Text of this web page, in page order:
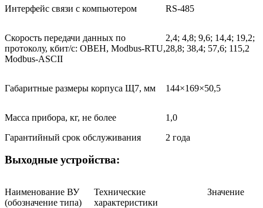
Интерфейс связи с компьютером RS-485
Скорость передачи данных по
протоколу, кбит/с: ОВЕН, Modbus-RTU,
Modbus-ASCII
2,4; 4,8; 9,6; 14,4; 19,2;
28,8; 38,4; 57,6; 115,2
Габаритные размеры корпуса Щ7, мм 144×169×50,5
Масса прибора, кг, не более
1,0
Гарантийный срок обслуживания
2 года
Выходные устройства:
Наименование ВУ
(обозначение типа)
Технические
характеристики
Значение